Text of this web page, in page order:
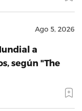
Ago 5, 2026
a
según "The